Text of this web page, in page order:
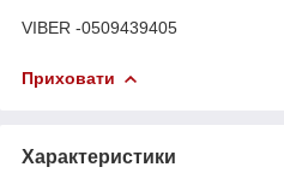
VIBER -0509439405
Приховати
Характеристики